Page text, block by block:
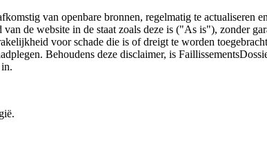
van openbare bronnen, regelmatig te actualiseren
de website in de staat zoals deze is ("As is"), zonder
voor schade die is of dreigt te worden
Behoudens deze disclaimer, is